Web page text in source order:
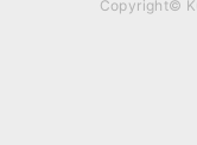
Copyright©